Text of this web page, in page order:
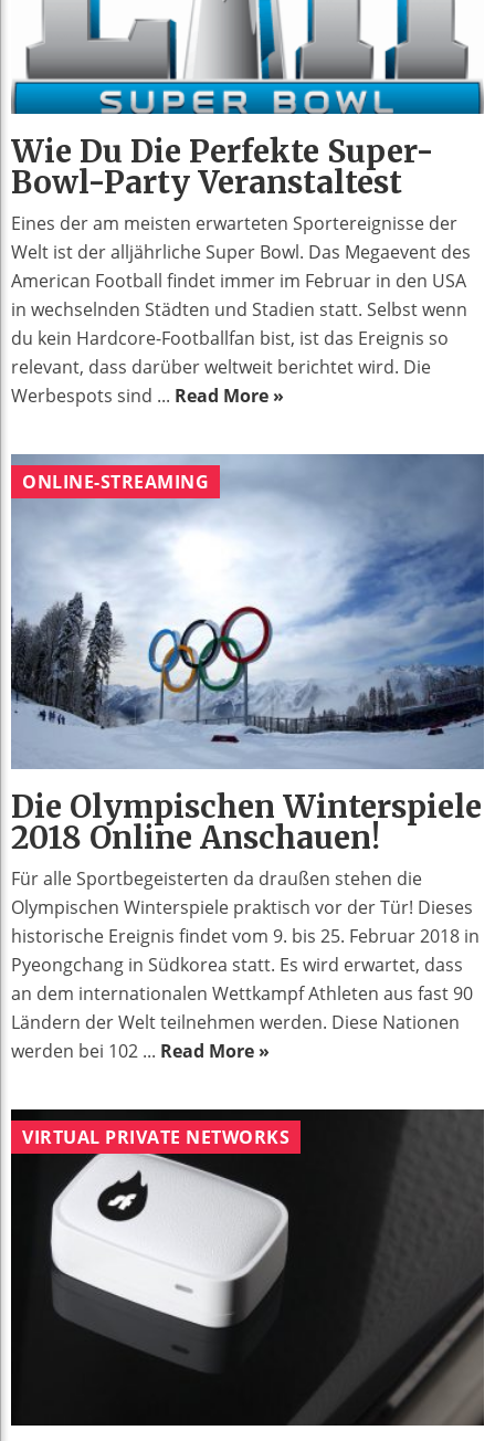
Wie Du Die Perfekte Super-
Bowl-Party Veranstaltest
Eines der am meisten erwarteten Sportereignisse der
Welt ist der alljährliche Super Bowl. Das Megaevent des
American Football findet immer im Februar in den USA
in wechselnden Städten und Stadien statt. Selbst wenn
du kein Hardcore-Footballfan bist, ist das Ereignis so
relevant, dass darüber weltweit berichtet wird. Die
Werbespots sind ... Read More »
ONLINE-STREAMING
Die Olympischen Winterspiele
2018 Online Anschauen!
Für alle Sportbegeisterten da draußen stehen die
Olympischen Winterspiele praktisch vor der Tür! Dieses
historische Ereignis findet vom 9. bis 25. Februar 2018 in
Pyeongchang in Südkorea statt. Es wird erwartet, dass
an dem internationalen Wettkampf Athleten aus fast 90
Ländern der Welt teilnehmen werden. Diese Nationen
werden bei 102 ... Read More »
VIRTUAL PRIVATE NETWORKS